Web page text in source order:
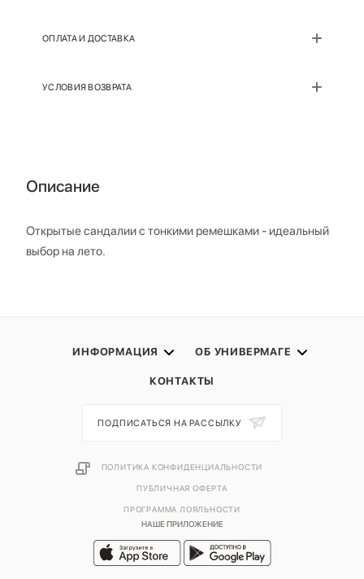
ОПЛАТА И ДОСТАВКА
УСЛОВИЯ ВОЗВРАТА
Описание
Открытые сандалии с тонкими ремешками - идеальный
выбор на лето.
ИНФОРМАЦИЯ ОБ УНИВЕРМАГЕ
КОНТАКТЫ
НАШЕ ПРИЛОЖЕНИЕ
ПОДПИСАТЬСЯ НА РАССЫЛКУ
ПОЛИТИКА КОНФИДЕНЦИАЛЬНОСТИ
ПУБЛИЧНАЯ ОФЕРТА
ПРОГРАММА ЛОЯЛЬНОСТИ